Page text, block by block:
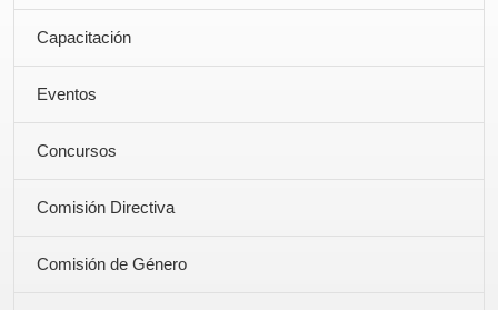
Capacitación
Eventos
Concursos
Comisión Directiva
Comisión de Género